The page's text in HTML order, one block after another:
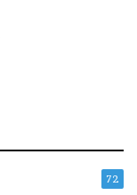
72